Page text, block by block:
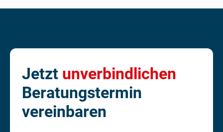
Jetzt unverbindlichen
Beratungstermin
vereinbaren